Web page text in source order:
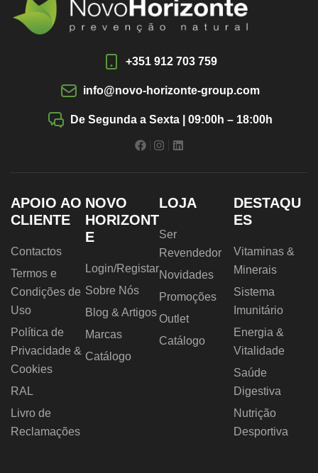
+351 912 703 759
info@novo-horizonte-group.com
De Segunda a Sexta | 09:00h – 18:00h
APOIO AO
CLIENTE
Contactos
Termos e
Condições de
Uso
Política de
Privacidade &
Cookies
RAL
Livro de
Reclamações
NOVO
HORIZONT
E
Login/Registar
Sobre Nós
Blog & Artigos
Marcas
Catálogo
LOJA
Ser
Revendedor
Novidades
Promoções
Outlet
Catálogo
DESTAQU
ES
Vitaminas &
Minerais
Sistema
Imunitário
Energia &
Vitalidade
Saúde
Digestiva
Nutrição
Desportiva